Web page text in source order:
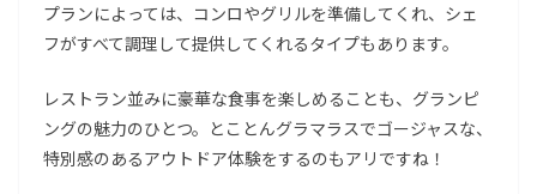
プランによっては、コンロやグリルを準備してくれ、シェ
フがすべて調理して提供してくれるタイプもあります。
レストラン並みに豪華な食事を楽しめることも、グランピ
ングの魅力のひとつ。とことんグラマラスでゴージャスな、
特別感のあるアウトドア体験をするのもアリですね！